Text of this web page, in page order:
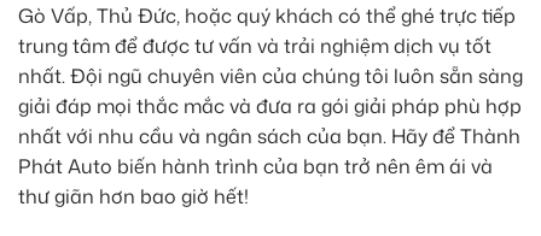
Gò Vấp, Thủ Đức, hoặc quý khách có thể ghé trực tiếp
trung tâm để được tư vấn và trải nghiệm dịch vụ tốt
nhất. Đội ngũ chuyên viên của chúng tôi luôn sẵn sàng
giải đáp mọi thắc mắc và đưa ra gói giải pháp phù hợp
nhất với nhu cầu và ngân sách của bạn. Hãy để Thành
Phát Auto biến hành trình của bạn trở nên êm ái và
thư giãn hơn bao giờ hết!